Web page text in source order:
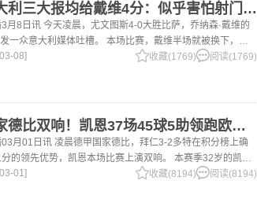
2意大利三大报均给戴维4分：似乎害怕射门，每次触球球迷都叹息
月8日讯 今天凌晨，尤文图斯4-0大胜比萨，乔纳森·戴维的
一众意大利媒体吐槽。 本场比赛，戴维半场就被换下，赛
米兰体育报》、《罗马体育报》和《都灵体育报》三大报都给
08] 收藏(1769) 阅读(1769)
2国家德比双响！凯恩37场45球5助领跑欧洲金靴，32岁保持赛季全勤
月01日讯 凌晨德甲国家德比，拜仁3-2多特在积分榜上确
的领先优势，凯恩本场比赛上演双响。 本赛季32岁的凯恩
着超高的效率，在到目前为止保持全勤，出战37场比赛，狂
01] 收藏(8194) 阅读(8194)